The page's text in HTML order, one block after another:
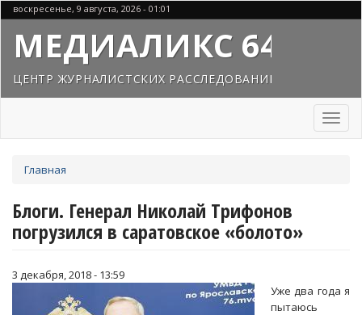
Перейти
к
основному
содержанию
воскресенье, 9 августа, 2026 - 01:01
МЕДИАЛИКС 64
ЦЕНТР ЖУРНАЛИСТСКИХ РАССЛЕДОВАНИЙ
Toggle
здесь
Главная
Блоги. Генерал Николай Трифонов
погрузился в саратовское «болото»
3 декабря, 2018 - 13:59
Уже два года я
пытаюсь